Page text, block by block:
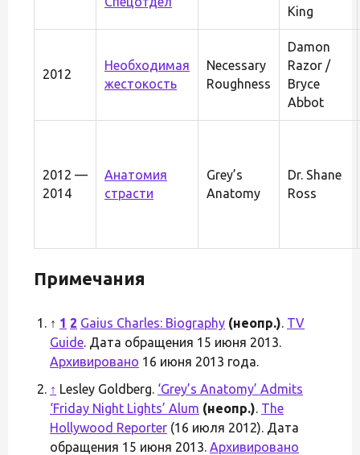
King
2012
Необходимая
жестокость
Necessary
Roughness
Damon
Razor /
Bryce
Abbot
2012 —
2014
Анатомия
страсти
Grey’s
Anatomy
Dr. Shane
Ross
Примечания
↑ 1 2 Gaius Charles: Biography (неопр.). TV
Guide. Дата обращения 15 июня 2013.
Архивировано 16 июня 2013 года.
↑ Lesley Goldberg. ‘Grey’s Anatomy’ Admits
‘Friday Night Lights’ Alum (неопр.). The
Hollywood Reporter (16 июля 2012). Дата
обращения 15 июня 2013. Архивировано